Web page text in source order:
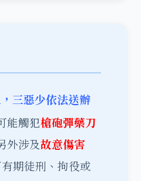
三惡少依法送辦
能觸犯槍砲彈藥刀
外涉及故意傷害
期徒刑、拘役或